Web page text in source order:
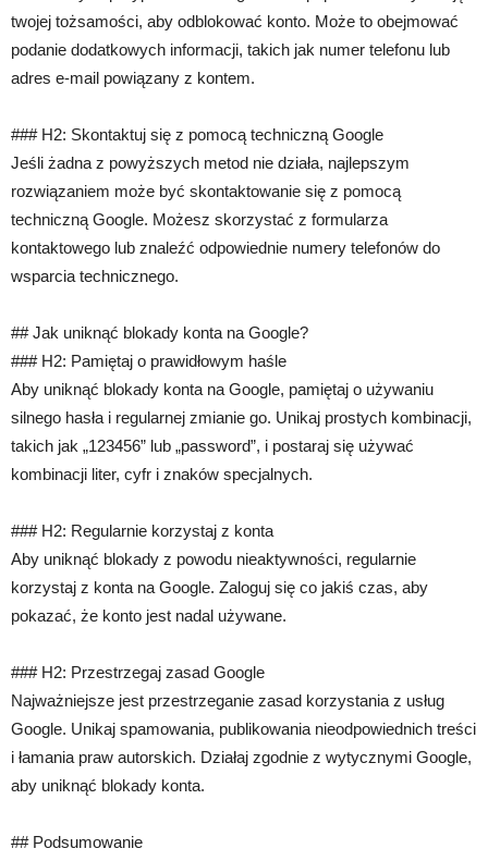
twojej tożsamości, aby odblokować konto. Może to obejmować
podanie dodatkowych informacji, takich jak numer telefonu lub
adres e-mail powiązany z kontem.
### H2: Skontaktuj się z pomocą techniczną Google
Jeśli żadna z powyższych metod nie działa, najlepszym
rozwiązaniem może być skontaktowanie się z pomocą
techniczną Google. Możesz skorzystać z formularza
kontaktowego lub znaleźć odpowiednie numery telefonów do
wsparcia technicznego.
## Jak uniknąć blokady konta na Google?
### H2: Pamiętaj o prawidłowym haśle
Aby uniknąć blokady konta na Google, pamiętaj o używaniu
silnego hasła i regularnej zmianie go. Unikaj prostych kombinacji,
takich jak „123456” lub „password”, i postaraj się używać
kombinacji liter, cyfr i znaków specjalnych.
### H2: Regularnie korzystaj z konta
Aby uniknąć blokady z powodu nieaktywności, regularnie
korzystaj z konta na Google. Zaloguj się co jakiś czas, aby
pokazać, że konto jest nadal używane.
### H2: Przestrzegaj zasad Google
Najważniejsze jest przestrzeganie zasad korzystania z usług
Google. Unikaj spamowania, publikowania nieodpowiednich treści
i łamania praw autorskich. Działaj zgodnie z wytycznymi Google,
aby uniknąć blokady konta.
## Podsumowanie